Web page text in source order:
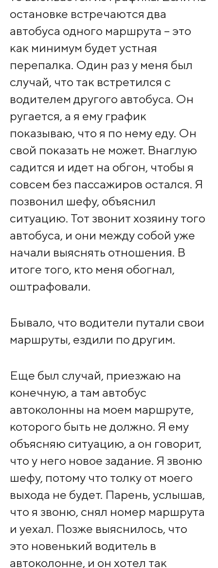
остановке встречаются два
автобуса одного маршрута – это
как минимум будет устная
перепалка. Один раз у меня был
случай, что так встретился с
водителем другого автобуса. Он
ругается, а я ему график
показываю, что я по нему еду. Он
свой показать не может. Внаглую
садится и идет на обгон, чтобы я
совсем без пассажиров остался. Я
позвонил шефу, объяснил
ситуацию. Тот звонит хозяину того
автобуса, и они между собой уже
начали выяснять отношения. В
итоге того, кто меня обогнал,
оштрафовали.
Бывало, что водители путали свои
маршруты, ездили по другим.
Еще был случай, приезжаю на
конечную, а там автобус
автоколонны на моем маршруте,
которого быть не должно. Я ему
объясняю ситуацию, а он говорит,
что у него новое задание. Я звоню
шефу, потому что толку от моего
выхода не будет. Парень, услышав,
что я звоню, снял номер маршрута
и уехал. Позже выяснилось, что
это новенький водитель в
автоколонне, и он хотел так